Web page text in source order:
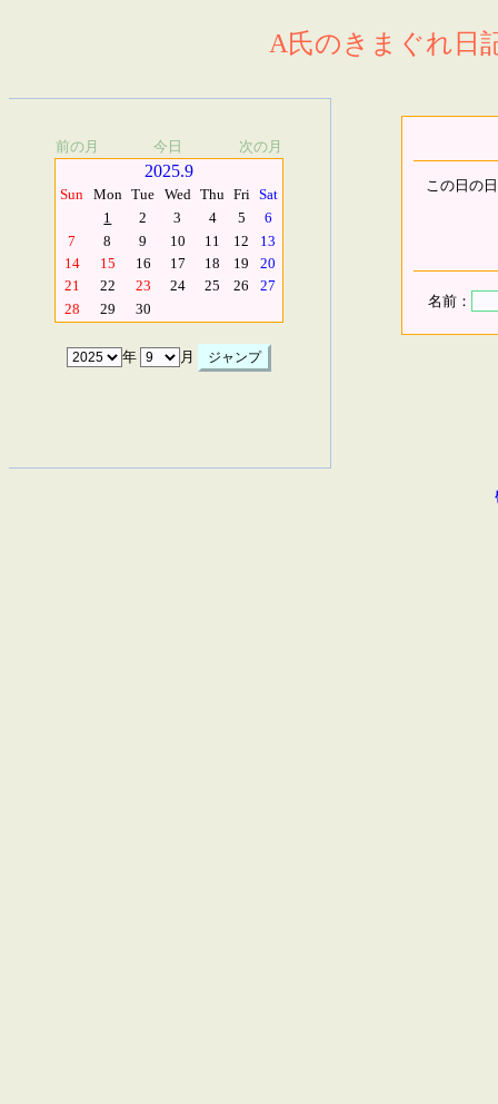
A氏のきまぐれ日
前の月 今日 次の月
2025.9
Sun Mon Tue Wed Thu Fri Sat
1
2 3 4 5
6
7
8 9 10 11 12
13
14
15 16 17 18 19
20
21
22 23 24 25 26
27
28
29 30
年 月
この日の
名前：